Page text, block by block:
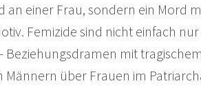
an einer Frau, sondern ein Mord
Femizide sind nicht einfach
Beziehungsdramen mit
über Frauen im